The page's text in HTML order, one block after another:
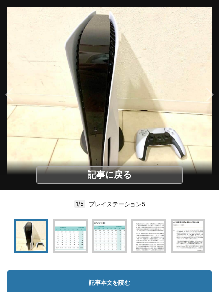
記事に戻る
1/5 プレイステーション5
記事本文を読む